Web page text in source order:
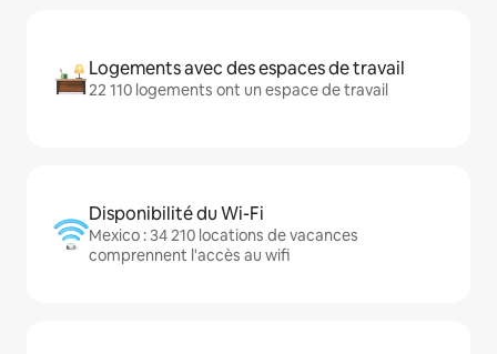
Logements avec des espaces de travail
22 110 logements ont un espace de travail
Disponibilité du Wi-Fi
Mexico : 34 210 locations de vacances
comprennent l'accès au wifi